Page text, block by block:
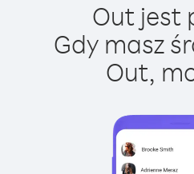
Out jest
Gdy masz
Out,